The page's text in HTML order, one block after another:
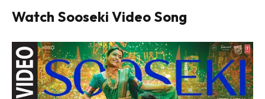
Watch Sooseki Video Song